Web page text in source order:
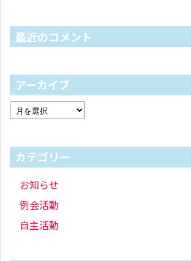
最近のコメント
アーカイブ
カテゴリー
お知らせ
例会活動
自主活動